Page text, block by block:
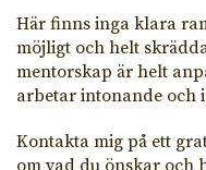
Här finns inga klara
möjligt och helt
mentorskap är helt
arbetar intonande och
Kontakta mig på ett
om vad du önskar och